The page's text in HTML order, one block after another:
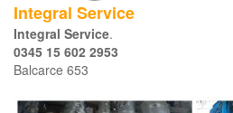
Integral Service
Integral Service.
0345 15 602 2953
Balcarce 653